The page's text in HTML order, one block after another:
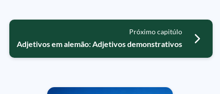
Próximo capitúlo
Adjetivos em alemão: Adjetivos demonstrativos